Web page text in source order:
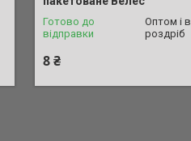
Готово до
відправки
Оптом і в
роздріб
8 ₴